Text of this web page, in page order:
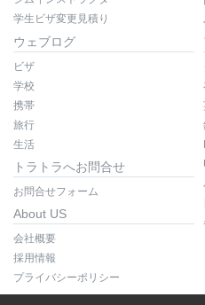
学生ビザ変更見積り
ウェブログ
ビザ
学校
携帯
旅行
生活
トラトラへお問合せ
お問合せフォーム
About US
会社概要
採用情報
プライバシーポリシー